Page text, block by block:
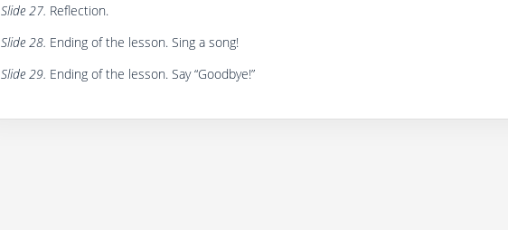
Slide 27. Reflection.
Slide 28. Ending of the lesson. Sing a song!
Slide 29. Ending of the lesson. Say “Goodbye!”